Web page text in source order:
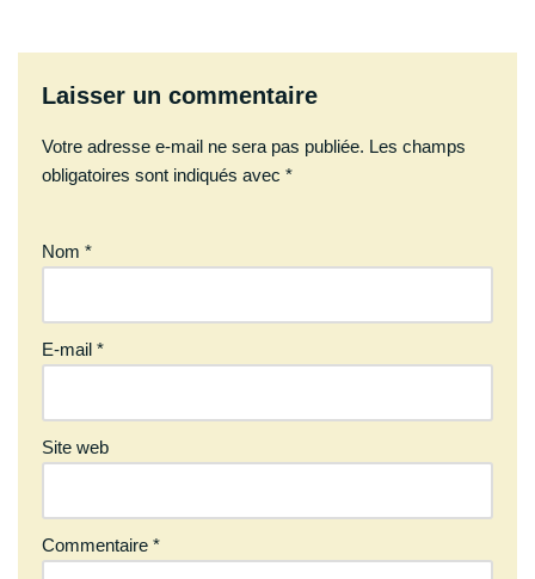
Laisser un commentaire
Votre adresse e-mail ne sera pas publiée. Les champs
obligatoires sont indiqués avec *
Nom *
E-mail *
Site web
Commentaire *